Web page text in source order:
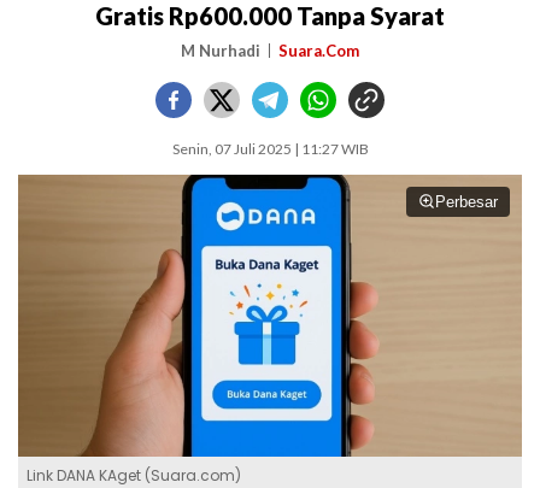
Gratis Rp600.000 Tanpa Syarat
M Nurhadi Suara.Com
Senin, 07 Juli 2025 | 11:27 WIB
Perbesar
Link DANA KAget (Suara.com)